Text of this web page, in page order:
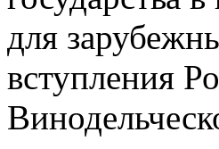
для
вступления